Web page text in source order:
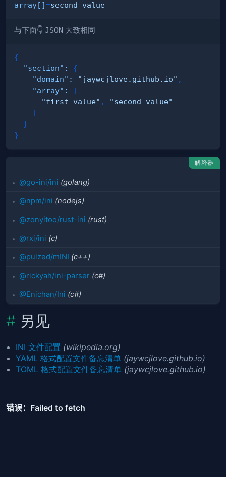
array[]=second value
与下面👇 JSON 大致相同
{
"section" :
{
"domain" : "jaywcjlove.github.io" ,
"array" :
[
"first value" ,
"second value"
]
}
}
解释器
@go-ini/ini (golang)
@npm/ini (nodejs)
@zonyitoo/rust-ini (rust)
@rxi/ini (c)
@pulzed/mINI (c++)
@rickyah/ini-parser (c#)
@Enichan/Ini (c#)
另见
INI 文件配置 (wikipedia.org)
YAML 格式配置文件备忘清单 (jaywcjlove.github.io)
TOML 格式配置文件备忘清单 (jaywcjlove.github.io)